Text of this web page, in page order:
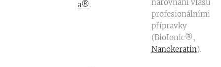
a®.
narovnání vlasů
profesionálními
přípravky
(BioIonic®,
Nanokeratin).